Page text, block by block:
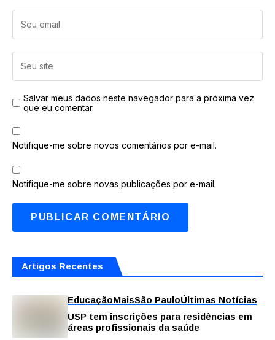
Salvar meus dados neste navegador para a próxima vez
que eu comentar.
Notifique-me sobre novos comentários por e-mail.
Notifique-me sobre novas publicações por e-mail.
Artigos Recentes
EducaçãoMaisSão PauloÚltimas Notícias
USP tem inscrições para residências em
áreas profissionais da saúde